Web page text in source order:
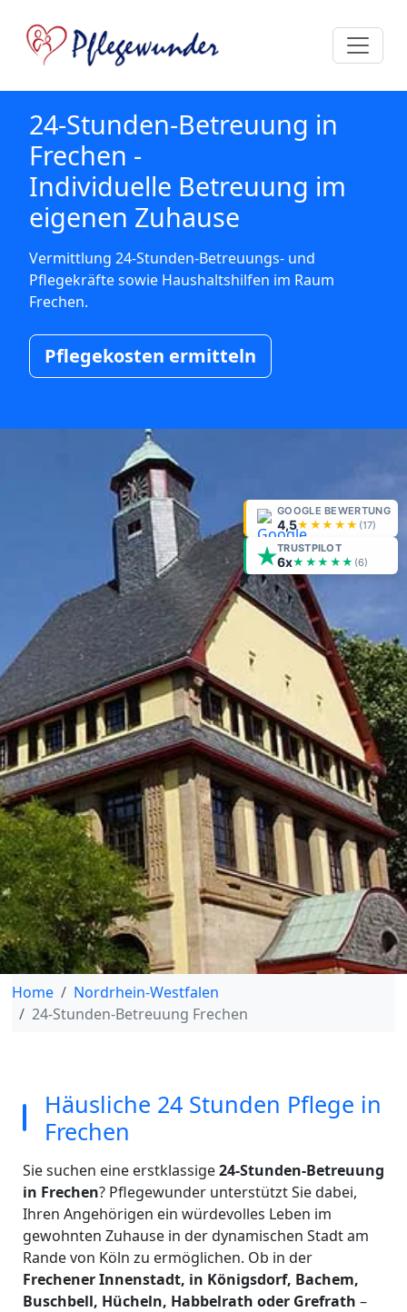
GOOGLE BEWERTUNG
4,5★★★★★ (17)
TRUSTPILOT
6x★★★★★ (6)
24-Stunden-Betreuung in
Frechen -
Individuelle Betreuung im
eigenen Zuhause
Vermittlung 24-Stunden-Betreuungs- und
Pflegekräfte sowie Haushaltshilfen im Raum
Frechen.
Pflegekosten ermitteln
Home
Nordrhein-Westfalen
24-Stunden-Betreuung Frechen
Häusliche 24 Stunden Pflege in
Frechen
Sie suchen eine erstklassige24-Stunden-Betreuung
in Frechen? Pflegewunder unterstützt Sie dabei,
Ihren Angehörigen ein würdevolles Leben im
gewohnten Zuhause in der dynamischen Stadt am
Rande von Köln zu ermöglichen. Ob in der
Frechener Innenstadt, in Königsdorf, Bachem,
Buschbell, Hücheln, Habbelrath oder Grefrath –